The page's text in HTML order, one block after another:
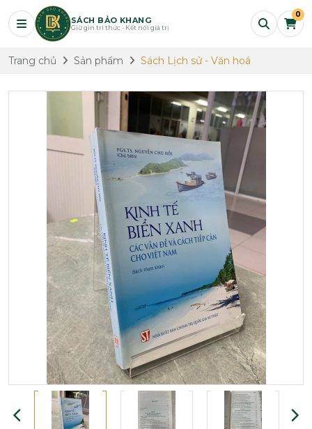
SÁCH BẢO KHANG
Giữ gìn tri thức - Kết nối giá trị
0
Trang chủ Sản phẩm Sách Lịch sử - Văn hoá